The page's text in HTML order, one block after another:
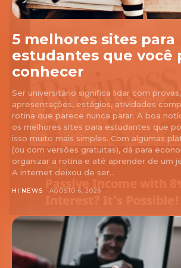
5 melhores sites para
estudantes que você
conhecer
Ser universitário significa lidar com
apresentações, estágios, atividades
rotina que parece nunca parar. A boa
os melhores sites para estudantes que
isso muito mais simples. Com algumas
(ou com versões gratuitas), dá para
organizar a rotina e até aprender de um
A internet deixou de ser...
HI NEWS AGOSTO 6, 2026